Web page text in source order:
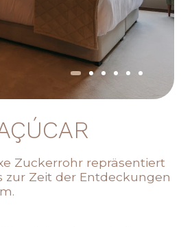
Zuckerrohr repräsentiert
zur Zeit der Entdeckungen